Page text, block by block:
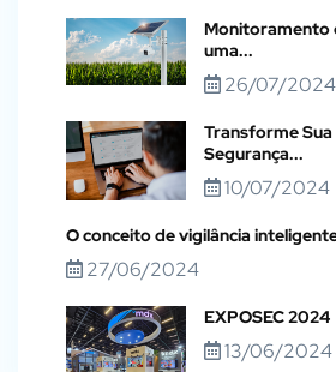
Monitoramento
uma...
26/07/2024
Transforme
Segurança...
10/07/2024
O conceito de vigilância
27/06/2024
EXPOSEC 2024
13/06/2024